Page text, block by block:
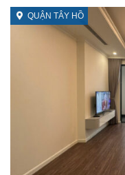
QUẬN TÂY HỒ